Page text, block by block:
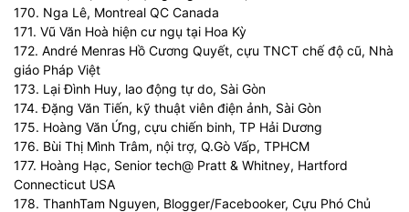
170. Nga Lê, Montreal QC Canada
171. Vũ Văn Hoà hiện cư ngụ tại Hoa Kỳ
172. André Menras Hồ Cương Quyết, cựu TNCT chế độ cũ, Nhà
giáo Pháp Việt
173. Lại Đình Huy, lao động tự do, Sài Gòn
174. Đặng Văn Tiến, kỹ thuật viên điện ảnh, Sài Gòn
175. Hoàng Văn Ứng, cựu chiến binh, TP Hải Dương
176. Bùi Thị Mình Trâm, nội trợ, Q.Gò Vấp, TPHCM
177. Hoàng Hạc, Senior tech@ Pratt & Whitney, Hartford
Connecticut USA
178. ThanhTam Nguyen, Blogger/Facebooker, Cựu Phó Chủ